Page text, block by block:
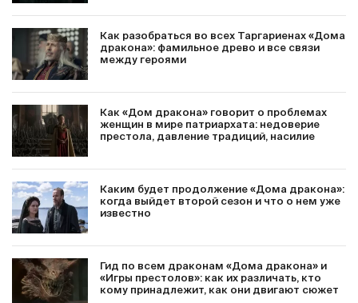
Как разобраться во всех Таргариенах «Дома
дракона»: фамильное древо и все связи
между героями
Как «Дом дракона» говорит о проблемах
женщин в мире патриархата: недоверие
престола, давление традиций, насилие
Каким будет продолжение «Дома дракона»:
когда выйдет второй сезон и что о нем уже
известно
Гид по всем драконам «Дома дракона» и
«Игры престолов»: как их различать, кто
кому принадлежит, как они двигают сюжет